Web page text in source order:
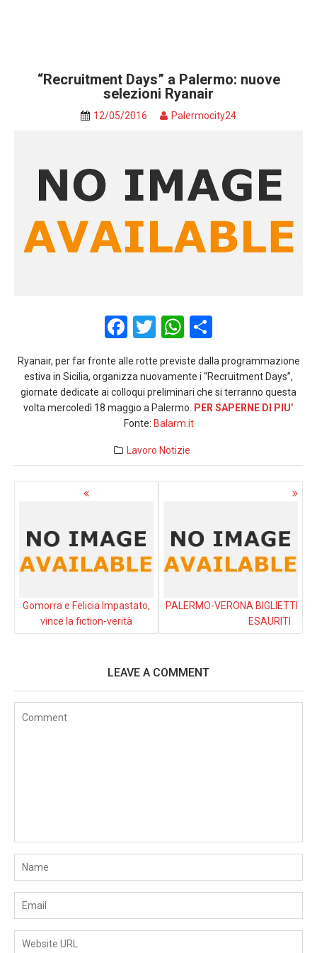
“Recruitment Days” a Palermo: nuove
selezioni Ryanair
12/05/2016 Palermocity24
F
ce
b
o
k
T
tt
er
W
at
s
A
p
ar
e
Ryanair, per far fronte alle rotte previste dalla programmazione
estiva in Sicilia, organizza nuovamente i “Recruitment Days”,
giornate dedicate ai colloqui preliminari che si terranno questa
volta mercoledì 18 maggio a Palermo.
PER SAPERNE DI PIU’
Fonte: Balarm.it
Lavoro Notizie
Navigazione
Gomorra e Felicia Impastato,
vince la fiction-verità
PALERMO-VERONA BIGLIETTI
ESAURITI
LEAVE A COMMENT